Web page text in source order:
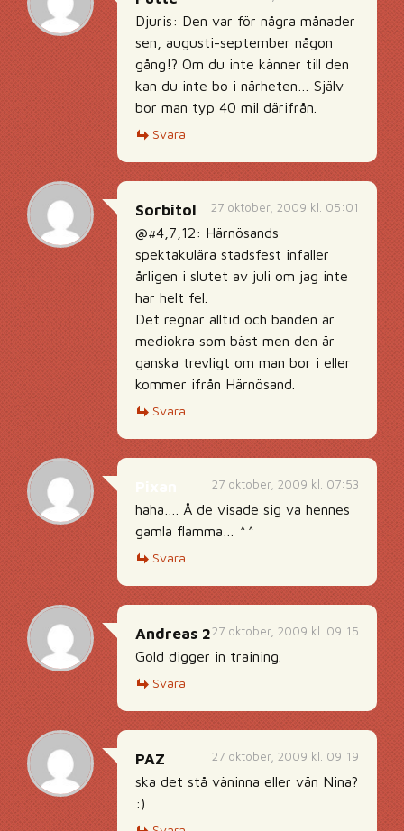
Djuris: Den var för några månader
sen, augusti-september någon
gång!? Om du inte känner till den
kan du inte bo i närheten… Själv
bor man typ 40 mil därifrån.
Svara
27 oktober, 2009 kl. 05:01
Sorbitol
@#4,7,12: Härnösands
spektakulära stadsfest infaller
årligen i slutet av juli om jag inte
har helt fel.
Det regnar alltid och banden är
mediokra som bäst men den är
ganska trevligt om man bor i eller
kommer ifrån Härnösand.
Svara
27 oktober, 2009 kl. 07:53
haha…. Å de visade sig va hennes
gamla flamma… ^^
Svara
27 oktober, 2009 kl. 09:15
Andreas 2
Gold digger in training.
Svara
27 oktober, 2009 kl. 09:19
PAZ
ska det stå väninna eller vän Nina?
:)